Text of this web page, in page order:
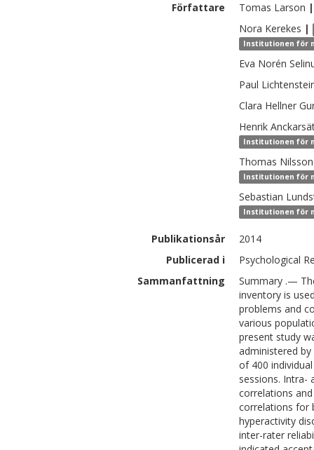
Författare Tomas Larson |
Nora Kerekes |
Institutionen för
Eva Norén
Paul
Clara Hellner
Henrik
Institutionen för
Thomas Nilsson
Institutionen för
Sebastian
Institutionen för
Publikationsår
2014
Publicerad i
Psychological
Sammanfattning
Summary .—
inventory is
problems and
various
present study
administered
of 400
sessions. Intra-
correlations
correlations for
hyperactivity
inter-rater